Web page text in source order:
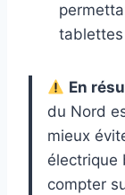
En
du Nord
mieux
électrique
compter